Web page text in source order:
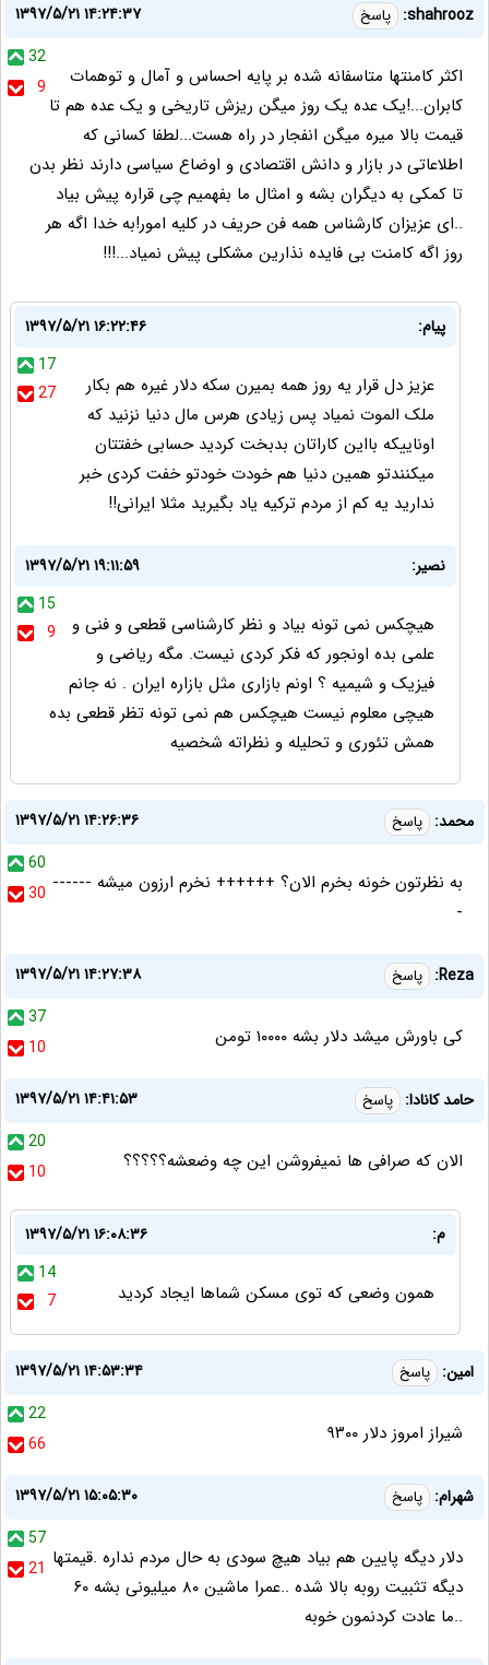
shahrooz: پاسخ
۱۳۹۷/۵/۲۱ ۱۴:۲۴:۳۷
32
9
اکثر کامنتها متاسفانه شده بر پایه احساس و آمال و توهمات
کابران...!یک عده یک روز میگن ریزش تاریخی و یک عده هم تا
قیمت بالا میره میگن انفجار در راه هست...لطفا کسانی که
اطلاعاتی در بازار و دانش اقتصادی و اوضاع سیاسی دارند نظر بدن
تا کمکی به دیگران بشه و امثال ما بفهمیم چی قراره پیش بیاد
..ای عزیزان کارشناس همه فن حریف در کلیه امور!به خدا اگه هر
روز اگه کامنت بی فایده نذارین مشکلی پیش نمیاد...!!!
پیام:
۱۳۹۷/۵/۲۱ ۱۶:۲۲:۴۶
17
27
عزیز دل قرار یه روز همه بمیرن سکه دلار غیره هم بکار
ملک الموت نمیاد پس زیادی هرس مال دنیا نزنید که
اوناییکه بااین کاراتان بدبخت کردید حسابی خفتتان
میکنندتو همین دنیا هم خودت خودتو خفت کردی خبر
ندارید یه کم از مردم ترکیه یاد بگیرید مثلا ایرانی!!
نصیر:
۱۳۹۷/۵/۲۱ ۱۹:۱۱:۵۹
15
9
هیچکس نمی تونه بیاد و نظر کارشناسی قطعی و فنی و
علمی بده اونجور که فکر کردی نیست. مگه ریاضی و
فیزیک و شیمیه ؟ اونم بازاری مثل بازاره ایران . نه جانم
هیچی معلوم نیست هیچکس هم نمی تونه تظر قطعی بده
همش تئوری و تحلیله و نظراته شخصیه
محمد: پاسخ
۱۳۹۷/۵/۲۱ ۱۴:۲۶:۳۶
60
30 به نظرتون خونه بخرم الان؟ ++++++ نخرم ارزون میشه ------
-
Reza: پاسخ
۱۳۹۷/۵/۲۱ ۱۴:۲۷:۳۸
37
10
کی باورش میشد دلار بشه ۱۰۰۰۰ تومن
حامد کانادا: پاسخ
۱۳۹۷/۵/۲۱ ۱۴:۴۱:۵۳
20
10
الان که صرافی ها نمیفروشن این چه وضعشه؟؟؟؟؟
م:
۱۳۹۷/۵/۲۱ ۱۶:۰۸:۳۶
14
7
همون وضعی که توی مسکن شماها ایجاد کردید
امین: پاسخ
۱۳۹۷/۵/۲۱ ۱۴:۵۳:۳۴
22
66
شیراز امروز دلار ۹۳۰۰
شهرام: پاسخ
۱۳۹۷/۵/۲۱ ۱۵:۰۵:۳۰
57
21 دلار دیگه پایین هم بیاد هیچ سودی به حال مردم نداره .قیمتها
دیگه تثبیت روبه بالا شده ..عمرا ماشین ۸۰ میلیونی بشه ۶۰
..ما عادت کردنمون خوبه